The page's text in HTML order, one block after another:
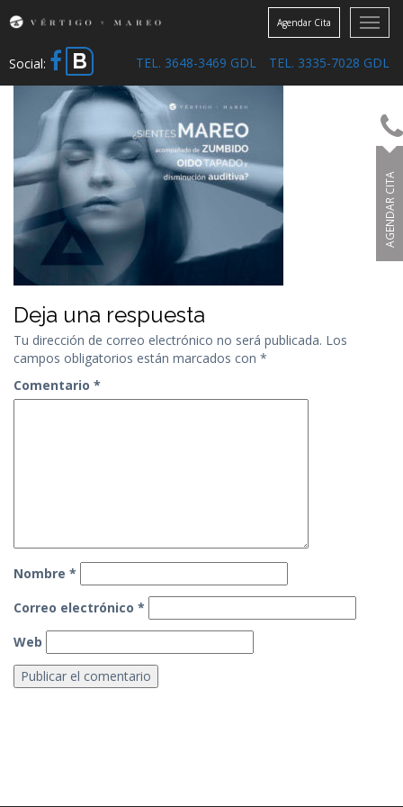
Agendar Cita
TEL. 3648-3469 GDL TEL. 3335-7028 GDL
Social: B
Deja una respuesta
Tu dirección de correo electrónico no será publicada. Los
campos obligatorios están marcados con *
Comentario *
Nombre *
Correo electrónico *
Web
AGENDAR CITA